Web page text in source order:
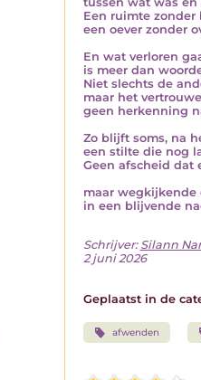
Een ruimte zonder
een oever zonder
En wat verloren
is meer dan
Niet slechts de
maar het
geen herkenning
Zo blijft soms, na
een stilte die nog
Geen afscheid dat
maar wegkijkende
in een blijvende
Schrijver: Silann
2 juni 2026
Geplaatst in de
afwenden